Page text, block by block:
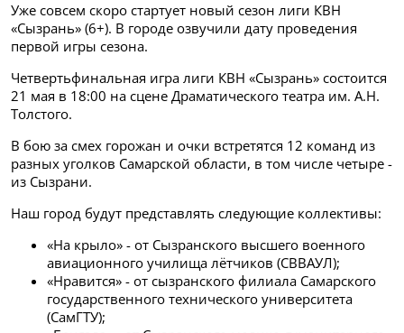
Уже совсем скоро стартует новый сезон лиги КВН
«Сызрань» (6+). В городе озвучили дату проведения
первой игры сезона.
Четвертьфинальная игра лиги КВН «Сызрань» состоится
21 мая в 18:00 на сцене Драматического театра им. А.Н.
Толстого.
В бою за смех горожан и очки встретятся 12 команд из
разных уголков Самарской области, в том числе четыре -
из Сызрани.
Наш город будут представлять следующие коллективы:
«На крыло» - от Сызранского высшего военного
авиационного училища лётчиков (СВВАУЛ);
«Нравится» - от сызранского филиала Самарского
государственного технического университета
(СамГТУ);